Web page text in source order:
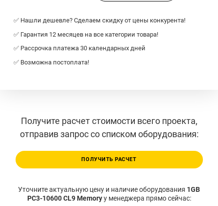
✅ Нашли дешевле? Сделаем скидку от цены конкурента!
✅ Гарантия 12 месяцев на все категории товара!
✅ Рассрочка платежа 30 календарных дней
✅ Возможна постоплата!
Получите расчет стоимости всего проекта,
отправив запрос со списком оборудования:
ПОЛУЧИТЬ РАСЧЕТ
Уточните актуальную цену и наличие оборудования 1GB
PC3-10600 CL9 Memoryу менеджера прямо сейчас: